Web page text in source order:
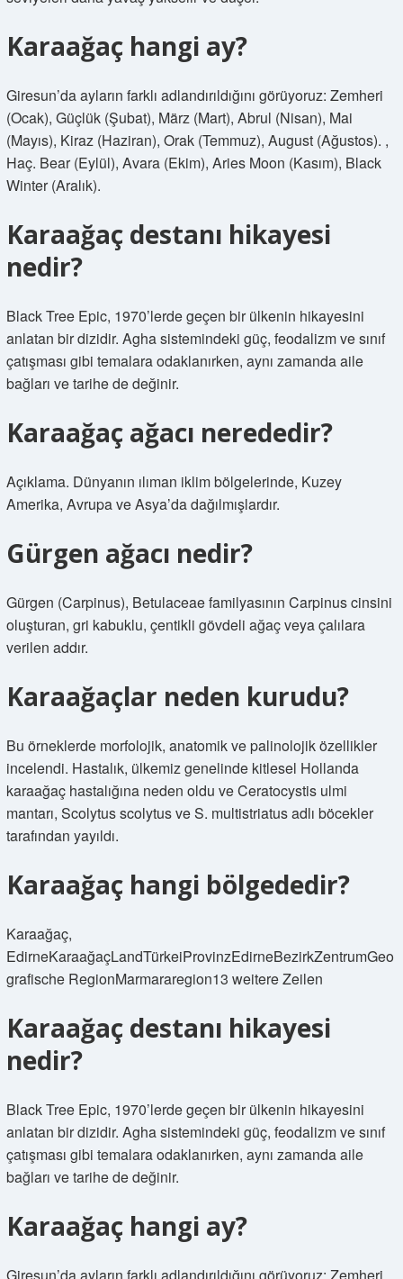
Karaağaç hangi ay?
Giresun’da ayların farklı adlandırıldığını görüyoruz: Zemheri
(Ocak), Güçlük (Şubat), März (Mart), Abrul (Nisan), Mai
(Mayıs), Kiraz (Haziran), Orak (Temmuz), August (Ağustos). ,
Haç. Bear (Eylül), Avara (Ekim), Aries Moon (Kasım), Black
Winter (Aralık).
Karaağaç destanı hikayesi
nedir?
Black Tree Epic, 1970’lerde geçen bir ülkenin hikayesini
anlatan bir dizidir. Agha sistemindeki güç, feodalizm ve sınıf
çatışması gibi temalara odaklanırken, aynı zamanda aile
bağları ve tarihe de değinir.
Karaağaç ağacı nerededir?
Açıklama. Dünyanın ılıman iklim bölgelerinde, Kuzey
Amerika, Avrupa ve Asya’da dağılmışlardır.
Gürgen ağacı nedir?
Gürgen (Carpinus), Betulaceae familyasının Carpinus cinsini
oluşturan, gri kabuklu, çentikli gövdeli ağaç veya çalılara
verilen addır.
Karaağaçlar neden kurudu?
Bu örneklerde morfolojik, anatomik ve palinolojik özellikler
incelendi. Hastalık, ülkemiz genelinde kitlesel Hollanda
karaağaç hastalığına neden oldu ve Ceratocystis ulmi
mantarı, Scolytus scolytus ve S. multistriatus adlı böcekler
tarafından yayıldı.
Karaağaç hangi bölgededir?
Karaağaç,
EdirneKaraağaçLandTürkeiProvinzEdirneBezirkZentrumGeo
grafische RegionMarmararegion13 weitere Zeilen
Karaağaç destanı hikayesi
nedir?
Black Tree Epic, 1970’lerde geçen bir ülkenin hikayesini
anlatan bir dizidir. Agha sistemindeki güç, feodalizm ve sınıf
çatışması gibi temalara odaklanırken, aynı zamanda aile
bağları ve tarihe de değinir.
Karaağaç hangi ay?